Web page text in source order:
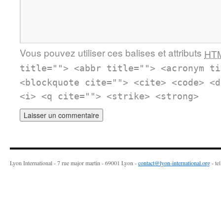
Vous pouvez utiliser ces balises et attributs
title=""> <abbr title=""> <acronym
<blockquote cite=""> <cite> <code>
<i> <q cite=""> <strike> <strong>
Lyon International - 7 rue major martin - 69001 Lyon -contact@lyon-international.org-